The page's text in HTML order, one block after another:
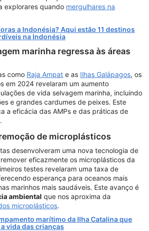
explorares quando mergulhares na
a Indonésia? Aqui estão 11 destinos
na Indonésia
marinha regressa às áreas
como Raja Ampat e as Ilhas Galápagos, os
em 2024 revelaram um aumento
de vida selvagem marinha, incluindo
e grandes cardumes de peixes. Este
a eficácia das AMPs e das práticas de
de microplásticos
desenvolveram uma nova tecnologia de
eficazmente os microplásticos da
testes revelaram uma taxa de
esperança para oceanos mais
marinhos mais saudáveis. Este avanço é
ambiental que nos aproxima da
microplásticos.
marítimo da Ilha Catalina que
vida das crianças